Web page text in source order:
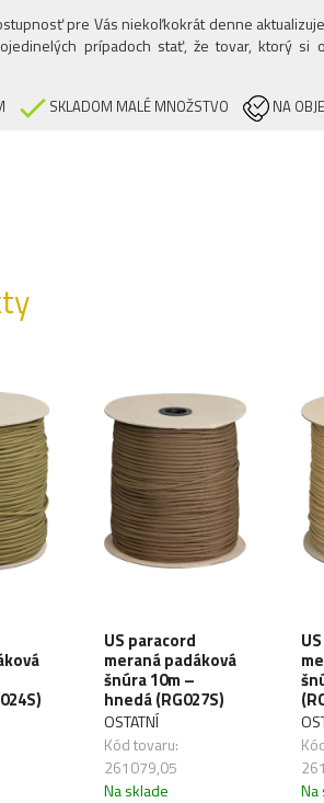
pre Vás niekoľkokrát denne
prípadoch stať, že tovar, ktorý si
SKLADOM MALÉ MNOŽSTVO NA
US paracord
meraná padáková
šnúra 10m –
hnedá (RG027S)
OSTATNÍ
Kód tovaru:
261079,05
Na sklade
Na